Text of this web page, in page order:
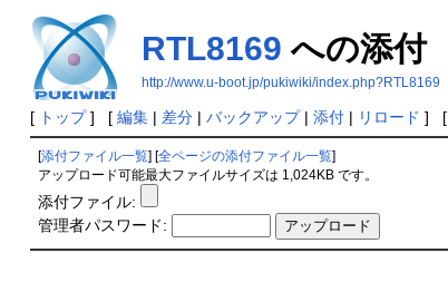
RTL8169 への添付
http://www.u-boot.jp/pukiwiki/index.php?RTL8169
[ トップ] [ 編集| 差分| バックアップ| 添付| リロード ] [
[添付ファイル一覧 ] [全ページの添付ファイル一覧
アップロード可能最大ファイルサイズは 1,024KB です。
添付ファイル:
管理者パスワード: